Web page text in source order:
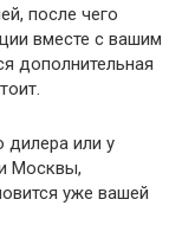
после чего
вместе с вашим
дополнительная
дилера или у
Москвы,
уже вашей